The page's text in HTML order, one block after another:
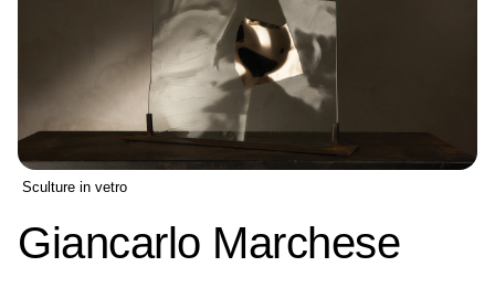
Sculture in vetro
Giancarlo Marchese